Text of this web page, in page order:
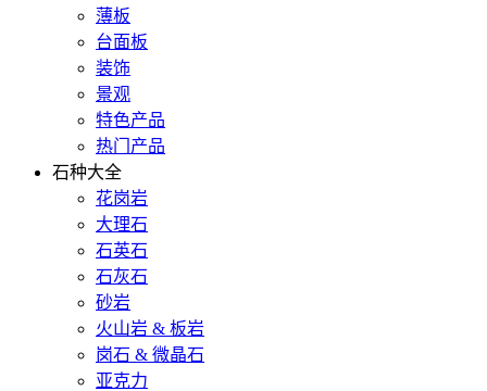
薄板
台面板
装饰
景观
特色产品
热门产品
石种大全
花岗岩
大理石
石英石
石灰石
砂岩
火山岩 & 板岩
岗石 & 微晶石
亚克力